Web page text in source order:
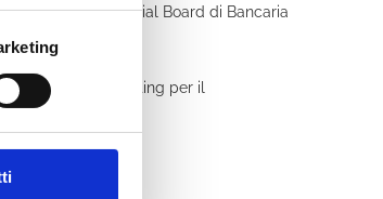
Membro Editorial Board di Bancaria
sistemi di reporting per il